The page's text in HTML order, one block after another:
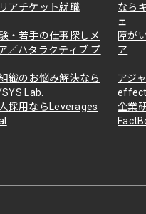
アチケット就職
なら
ェ
・若手の仕事探しメ
／ハタラクティブ プ
障が
ア
織のお悩み解決なら
Lab.
アジ
採用ならLeverages
企業